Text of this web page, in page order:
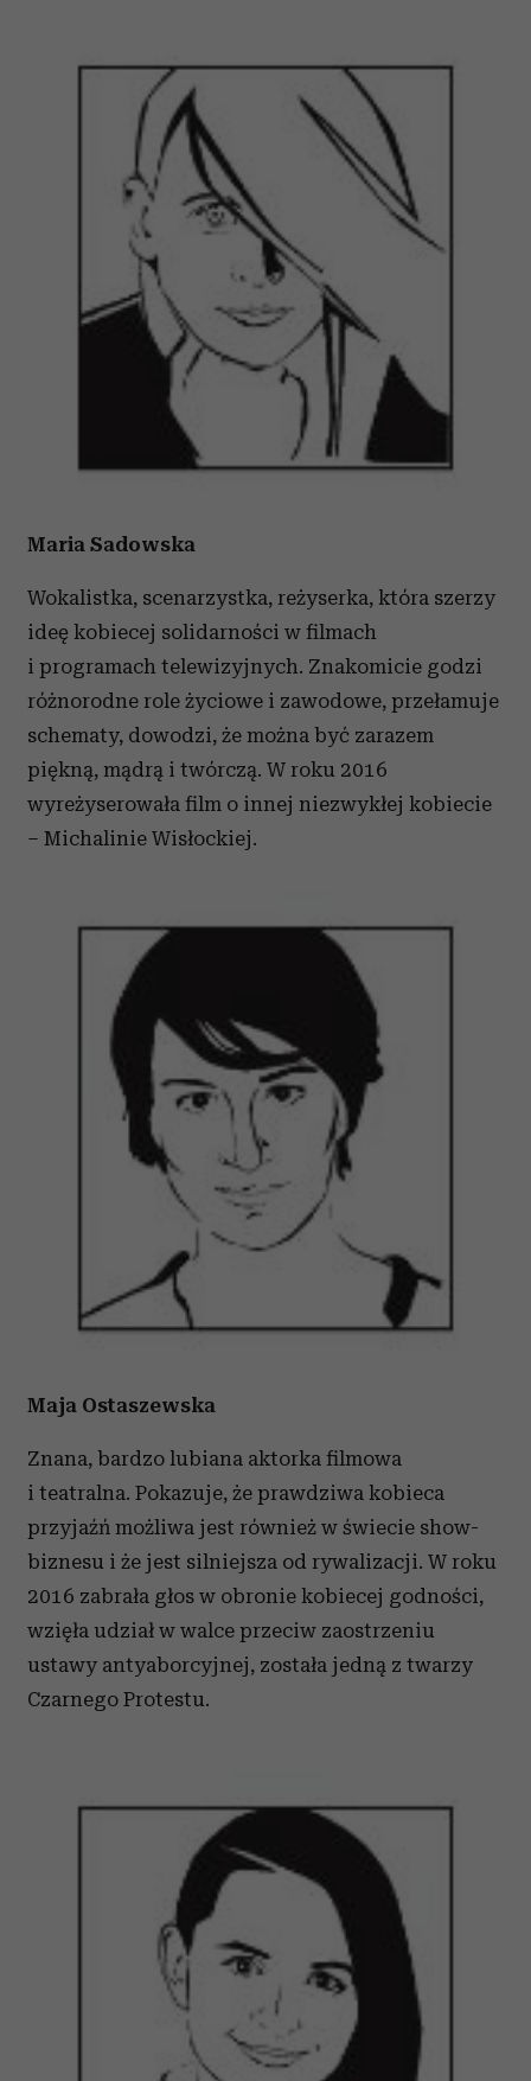
Maria Sadowska
Wokalistka, scenarzystka, reżyserka, która szerzy
ideę kobiecej solidarności w filmach
i programach telewizyjnych. Znakomicie godzi
różnorodne role życiowe i zawodowe, przełamuje
schematy, dowodzi, że można być zarazem
piękną, mądrą i twórczą. W roku 2016
wyreżyserowała film o innej niezwykłej kobiecie
– Michalinie Wisłockiej.
Maja Ostaszewska
Znana, bardzo lubiana aktorka filmowa
i teatralna. Pokazuje, że prawdziwa kobieca
przyjaźń możliwa jest również w świecie show-
biznesu i że jest silniejsza od rywalizacji. W roku
2016 zabrała głos w obronie kobiecej godności,
wzięła udział w walce przeciw zaostrzeniu
ustawy antyaborcyjnej, została jedną z twarzy
Czarnego Protestu.